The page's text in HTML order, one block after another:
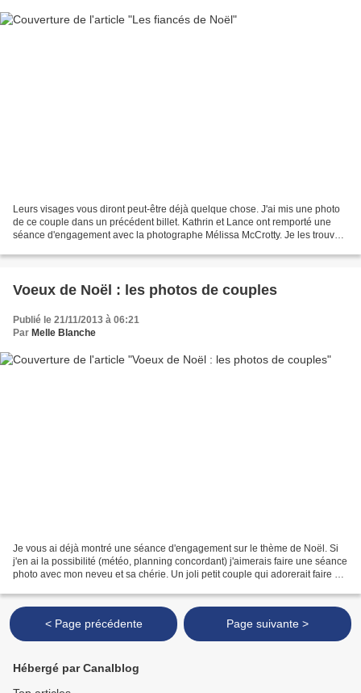
Leurs visages vous diront peut-être déjà quelque chose. J'ai mis une photo
de ce couple dans un précédent billet. Kathrin et Lance ont remporté une
séance d'engagement avec la photographe Mélissa McCrotty. Je les trouve
Voeux de Noël : les photos de couples
Publié le 21/11/2013 à 06:21
Par Melle Blanche
Je vous ai déjà montré une séance d'engagement sur le thème de Noël. Si
j'en ai la possibilité (météo, planning concordant) j'aimerais faire une séance
photo avec mon neveu et sa chérie. Un joli petit couple qui adorerait faire ce
< Page précédente Page suivante >
Hébergé par Canalblog